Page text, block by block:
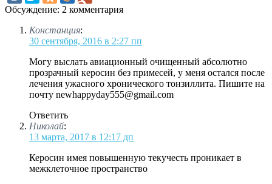
Обсуждение: 2 комментария
Констанция:
30 сентября, 2016 в 2:27 пп
Могу выслать авиационный очищенный абсолютно
прозрачный керосин без примесей, у меня остался после
лечения ужасного хронического тонзиллита. Пишите на
почту newhappyday555@gmail.com
Ответить
Николай:
13 марта, 2017 в 12:17 дп
Керосин имея повышенную текучесть проникает в
межклеточное пространство